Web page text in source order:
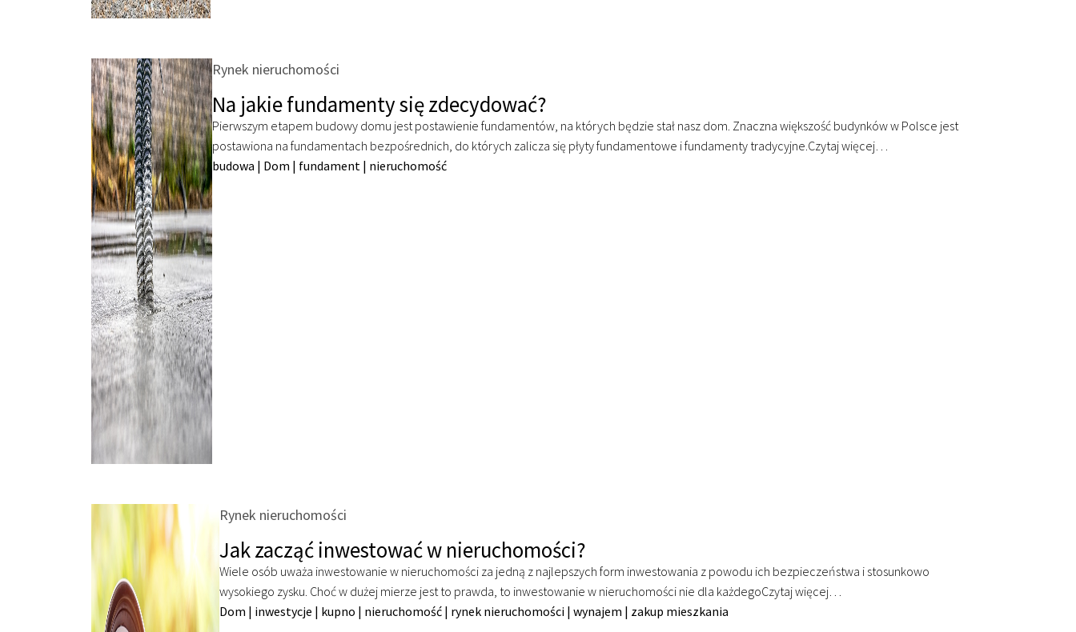
Rynek nieruchomości
Na jakie fundamenty się zdecydować?
Pierwszym etapem budowy domu jest postawienie fundamentów, na których będzie stał nasz dom. Znaczna większość budynków w Polsce jest
postawiona na fundamentach bezpośrednich, do których zalicza się płyty fundamentowe i fundamenty tradycyjne.Czytaj więcej…
budowa | Dom | fundament | nieruchomość
Rynek nieruchomości
Jak zacząć inwestować w nieruchomości?
Wiele osób uważa inwestowanie w nieruchomości za jedną z najlepszych form inwestowania z powodu ich bezpieczeństwa i stosunkowo
wysokiego zysku. Choć w dużej mierze jest to prawda, to inwestowanie w nieruchomości nie dla każdegoCzytaj więcej…
Dom | inwestycje | kupno | nieruchomość | rynek nieruchomości | wynajem | zakup mieszkania